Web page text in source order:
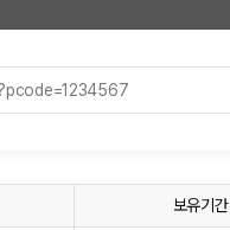
보유기간